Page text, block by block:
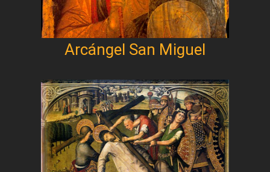
Arcángel San Miguel